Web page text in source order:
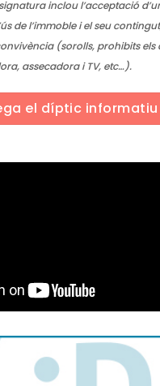
inclou l’acceptació
de l’immoble i el seu
(sorolls, prohibits
assecadora i TV, etc…).
el díptic